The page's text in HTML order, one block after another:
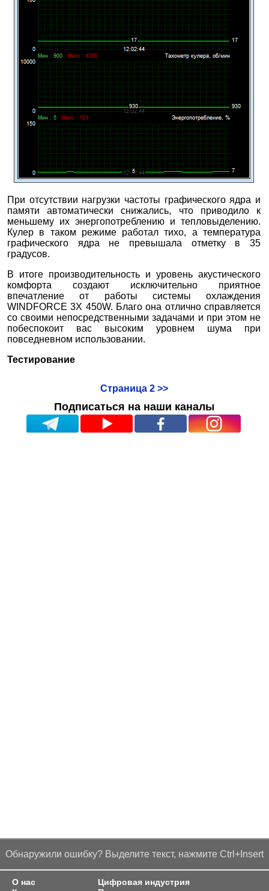
При отсутствии нагрузки частоты графического ядра и
памяти автоматически снижались, что приводило к
меньшему их энергопотреблению и тепловыделению.
Кулер в таком режиме работал тихо, а температура
графического ядра не превышала отметку в 35
градусов.
В итоге производительность и уровень акустического
комфорта создают исключительно приятное
впечатление от работы системы охлаждения
WINDFORCE 3X 450W. Благо она отлично справляется
со своими непосредственными задачами и при этом не
побеспокоит вас высоким уровнем шума при
повседневном использовании.
Тестирование
Страница 2 >>
Подписаться на наши каналы
Обнаружили ошибку? Выделите текст, нажмите Ctrl+Insert
О нас
Цифровая индустрия